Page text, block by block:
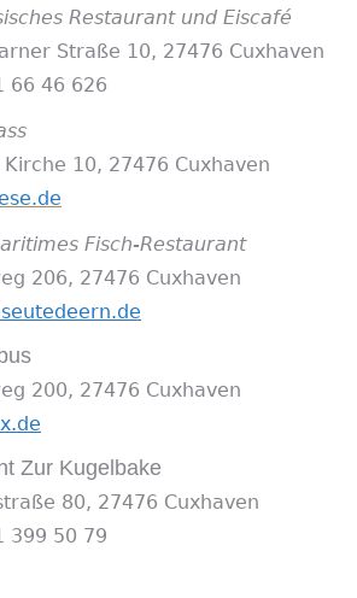
Restaurant und Eiscafé
Straße 10, 27476 Cuxhaven
66 46 626
10, 27476 Cuxhaven
Fisch-Restaurant
206, 27476 Cuxhaven
200, 27476 Cuxhaven
Zur Kugelbake
80, 27476 Cuxhaven
399 50 79